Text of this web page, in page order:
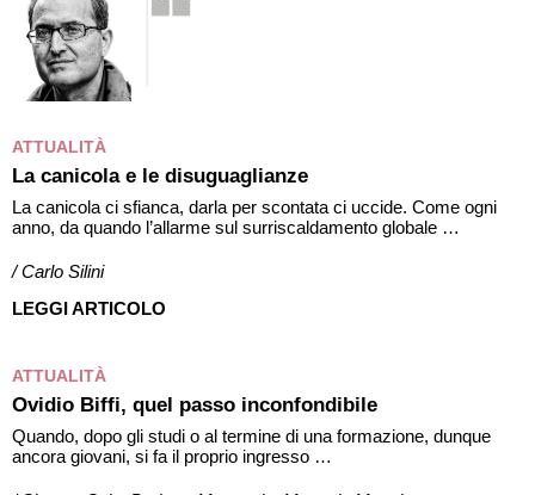
ATTUALITÀ
La canicola e le disuguaglianze
La canicola ci sfianca, darla per scontata ci uccide. Come ogni
anno, da quando l’allarme sul surriscaldamento globale …
/ Carlo Silini
LEGGI ARTICOLO
ATTUALITÀ
Ovidio Biffi, quel passo inconfondibile
Quando, dopo gli studi o al termine di una formazione, dunque
ancora giovani, si fa il proprio ingresso …